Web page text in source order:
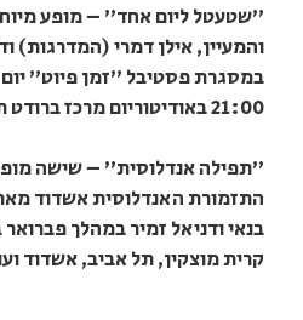
"שטעטל ליום אחד" – מופע
והמעיין, אילן דמרי (המדרגות)
21:00 באודיטוריום מרכז ברודט תל אביב
"תפילה אנדלוסית" – שישה
התזמורת האנדלוסית אשדוד
בנאי ודניאל זמיר במהלך
קרית מוצקין, תל אביב, אשדוד